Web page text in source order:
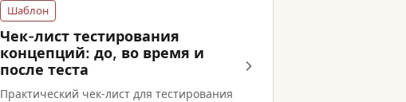
Шаблон
Чек-лист тестирования
концепций: до, во время и
после теста
Практический чек-лист для тестирования